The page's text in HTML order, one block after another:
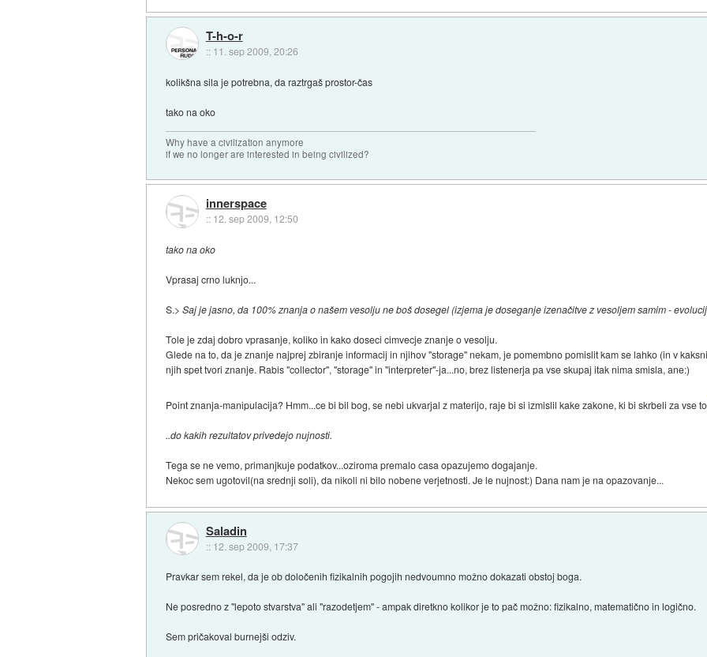
T-h-o-r
:: 11. sep 2009, 20:26
kolikšna sila je potrebna, da raztrgaš prostor-čas
tako na oko
Why have a civilization anymore
if we no longer are interested in being civilized?
innerspace
:: 12. sep 2009, 12:50
tako na oko
Vprasaj crno luknjo...
S.>Saj je jasno, da 100% znanja o našem vesolju ne boš dosegel (izjema je doseganje izenačitve z vesoljem samim -
Tole je zdaj dobro vprasanje, koliko in kako doseci cimvecje znanje o vesolju.
Glede na to, da je znanje najprej zbiranje informacij in njihov "storage" nekam, je pomembno pomislit kam se lahko (in v
njih spet tvori znanje. Rabis "collector", "storage" in "interpreter"-ja...no, brez listenerja pa vse skupaj itak nima smisla, ane:)
Point znanja-manipulacija? Hmm...ce bi bil bog, se nebi ukvarjal z materijo, raje bi si izmislil kake zakone, ki bi skrbeli za vse to
..do kakih rezultatov privedejo nujnosti.
Tega se ne vemo, primanjkuje podatkov...oziroma premalo casa opazujemo dogajanje.
Nekoc sem ugotovil(na srednji soli), da nikoli ni bilo nobene verjetnosti. Je le nujnost:) Dana nam je na opazovanje...
Saladin
:: 12. sep 2009, 17:37
Pravkar sem rekel, da je ob določenih fizikalnih pogojih nedvoumno možno dokazati obstoj boga.
Ne posredno z "lepoto stvarstva" ali "razodetjem" - ampak diretkno kolikor je to pač možno: fizikalno, matematično in logično.
Sem pričakoval burnejši odziv.